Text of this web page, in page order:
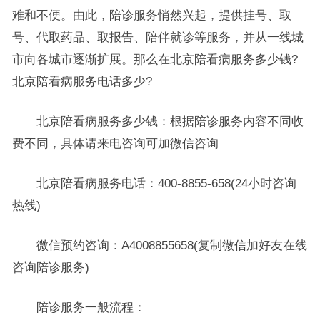
难和不便。由此，陪诊服务悄然兴起，提供挂号、取
号、代取药品、取报告、陪伴就诊等服务，并从一线城
市向各城市逐渐扩展。那么在北京陪看病服务多少钱?
北京陪看病服务电话多少?
北京陪看病服务多少钱：根据陪诊服务内容不同收
费不同，具体请来电咨询可加微信咨询
北京陪看病服务电话：400-8855-658(24小时咨询
热线)
微信预约咨询：A4008855658(复制微信加好友在线
咨询陪诊服务)
陪诊服务一般流程：